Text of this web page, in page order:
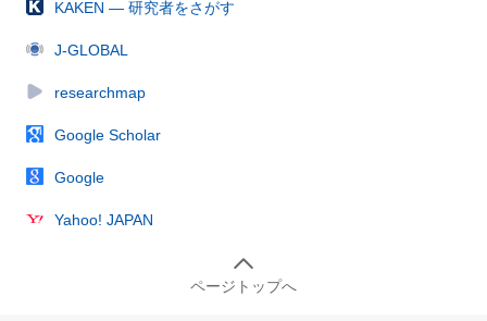
KAKEN — 研究者をさがす
J-GLOBAL
researchmap
Google Scholar
Google
Yahoo! JAPAN
ページトップへ